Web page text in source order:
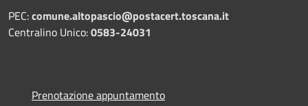
PEC:comune.altopascio@postacert.toscana.it
Centralino Unico:0583-24031
Prenotazione appuntamento